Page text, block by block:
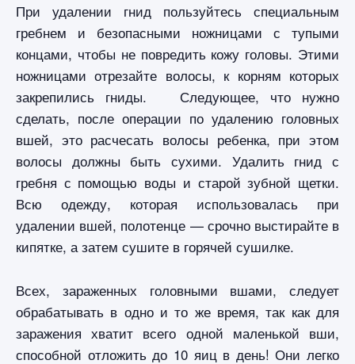
При удалении гнид пользуйтесь специальным
гребнем и безопасными ножницами с тупыми
концами, чтобы не повредить кожу головы. Этими
ножницами отрезайте волосы, к корням которых
закрепились гниды. Следующее, что нужно
сделать, после операции по удалению головных
вшей, это расчесать волосы ребенка, при этом
волосы должны быть сухими. Удалить гнид с
гребня с помощью воды и старой зубной щетки.
Всю одежду, которая использовалась при
удалении вшей, полотенце — срочно выстирайте в
кипятке, а затем сушите в горячей сушилке.
Всех, зараженных головными вшами, следует
обрабатывать в одно и то же время, так как для
заражения хватит всего одной маленькой вши,
способной отложить до 10 яиц в день! Они легко